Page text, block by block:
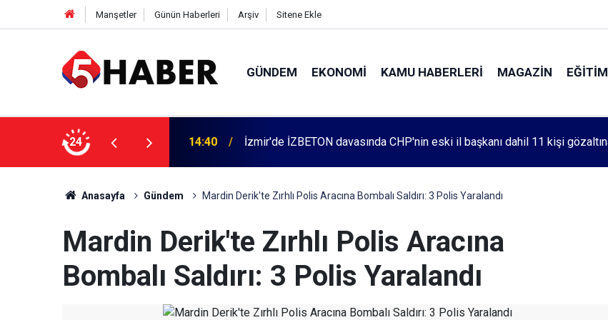
Manşetler Günün Haberleri Arşiv Sitene Ekle
GÜNDEM EKONOMI KAMU HABERLERI MAGAZIN EĞITIM
24
dahil 11 kişi gözaltına alındı 13:55 Cumartesi anneleri 1083. haftada Mehmet Özdemir için adalet aradı
Anasayfa Gündem Mardin Derik'te Zırhlı Polis Aracına Bombalı Saldırı: 3 Polis Yaralandı
Mardin Derik'te Zırhlı Polis Aracına
Bombalı Saldırı: 3 Polis Yaralandı